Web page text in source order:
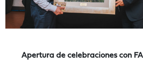
Apertura de celebraciones con